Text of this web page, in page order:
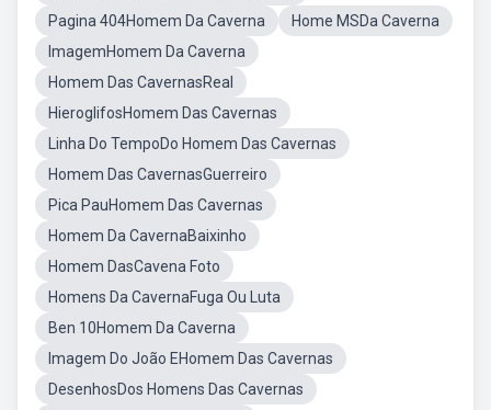
Pagina 404Homem Da Caverna
Home MSDa Caverna
ImagemHomem Da Caverna
Homem Das CavernasReal
HieroglifosHomem Das Cavernas
Linha Do TempoDo Homem Das Cavernas
Homem Das CavernasGuerreiro
Pica PauHomem Das Cavernas
Homem Da CavernaBaixinho
Homem DasCavena Foto
Homens Da CavernaFuga Ou Luta
Ben 10Homem Da Caverna
Imagem Do João EHomem Das Cavernas
DesenhosDos Homens Das Cavernas